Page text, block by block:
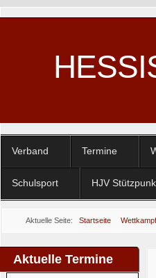
Verband Termine
Schulsport HJV
Aktuelle Seite: Startseite
Aktuelle Termine